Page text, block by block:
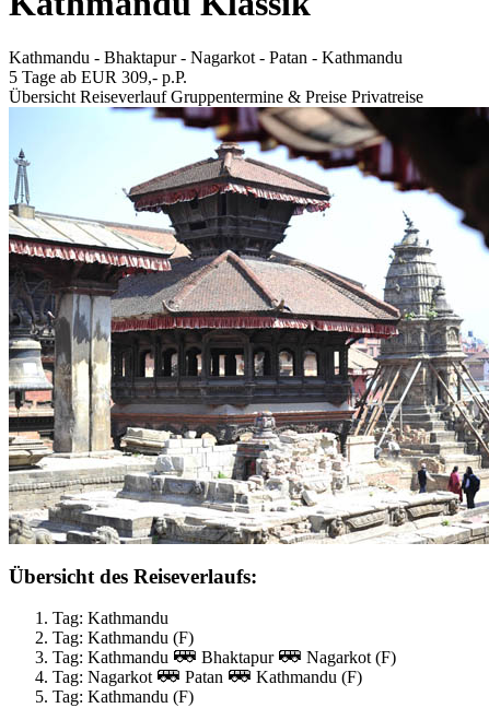
Kathmandu - Bhaktapur - Nagarkot - Patan - Kathmandu
5 Tage ab EUR 309,- p.P.
Übersicht Reiseverlauf Gruppentermine & Preise Privatreise
Übersicht des Reiseverlaufs:
Tag: Kathmandu
Tag: Kathmandu (F)
Tag: Kathmandu
Bhaktapur
Nagarkot (F)
Tag: Nagarkot
Patan
Kathmandu (F)
Tag: Kathmandu (F)